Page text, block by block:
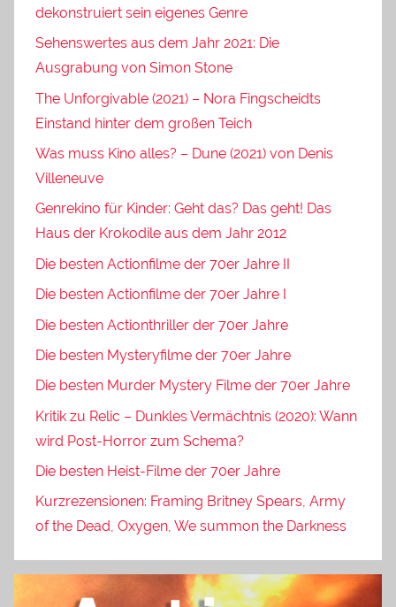
dekonstruiert sein eigenes Genre
Sehenswertes aus dem Jahr 2021: Die
Ausgrabung von Simon Stone
The Unforgivable (2021) – Nora Fingscheidts
Einstand hinter dem großen Teich
Was muss Kino alles? – Dune (2021) von Denis
Villeneuve
Genrekino für Kinder: Geht das? Das geht! Das
Haus der Krokodile aus dem Jahr 2012
Die besten Actionfilme der 70er Jahre II
Die besten Actionfilme der 70er Jahre I
Die besten Actionthriller der 70er Jahre
Die besten Mysteryfilme der 70er Jahre
Die besten Murder Mystery Filme der 70er Jahre
Kritik zu Relic – Dunkles Vermächtnis (2020): Wann
wird Post-Horror zum Schema?
Die besten Heist-Filme der 70er Jahre
Kurzrezensionen: Framing Britney Spears, Army
of the Dead, Oxygen, We summon the Darkness